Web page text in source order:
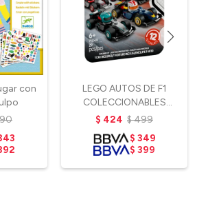
con
LEGO AUTOS DE F1
COLECCIONABLES
(VARIADOS)
$ 424 $499
$ 349
$ 399